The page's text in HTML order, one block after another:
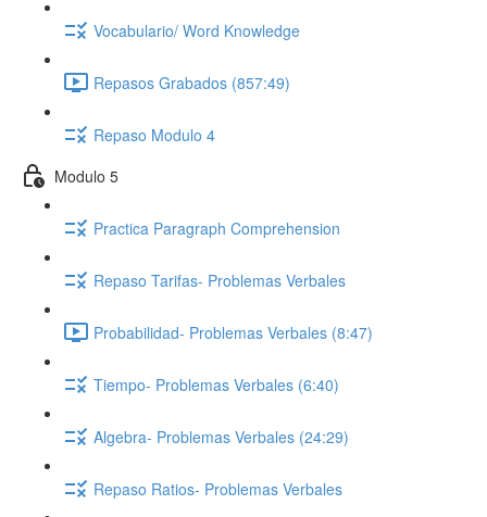
Vocabulario/ Word Knowledge
Repasos Grabados (857:49)
Repaso Modulo 4
Modulo 5
Practica Paragraph Comprehension
Repaso Tarifas- Problemas Verbales
Probabilidad- Problemas Verbales (8:47)
Tiempo- Problemas Verbales (6:40)
Algebra- Problemas Verbales (24:29)
Repaso Ratios- Problemas Verbales